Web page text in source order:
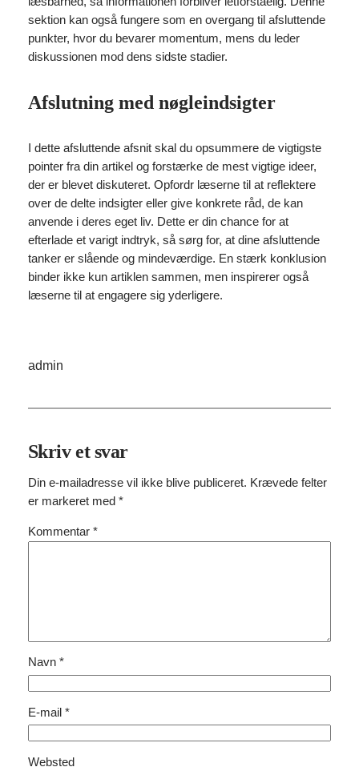
sektion kan også fungere som en overgang til afsluttende
punkter, hvor du bevarer momentum, mens du leder
diskussionen mod dens sidste stadier.
Afslutning med nøgleindsigter
I dette afsluttende afsnit skal du opsummere de vigtigste
pointer fra din artikel og forstærke de mest vigtige ideer,
der er blevet diskuteret. Opfordr læserne til at reflektere
over de delte indsigter eller give konkrete råd, de kan
anvende i deres eget liv. Dette er din chance for at
efterlade et varigt indtryk, så sørg for, at dine afsluttende
tanker er slående og mindeværdige. En stærk konklusion
binder ikke kun artiklen sammen, men inspirerer også
læserne til at engagere sig yderligere.
admin
Skriv et svar
Din e-mailadresse vil ikke blive publiceret. Krævede felter
er markeret med *
Kommentar *
Navn *
E-mail *
Websted